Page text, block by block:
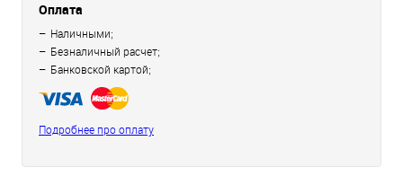
Оплата
Наличными;
Безналичный расчет;
Банковской картой;
Подробнее про оплату